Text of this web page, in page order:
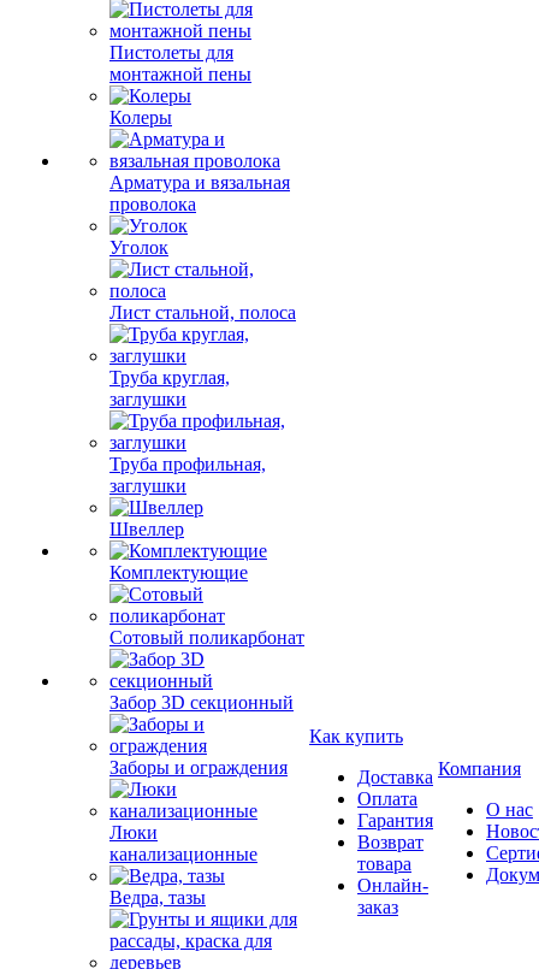
Пистолеты для
монтажной пены
Колеры
Арматура и вязальная
проволока
Уголок
Лист стальной, полоса
Труба круглая,
заглушки
Труба профильная,
заглушки
Швеллер
Комплектующие
Сотовый поликарбонат
Забор 3D секционный
Заборы и ограждения
Люки
канализационные
Ведра, тазы
Как купить
Доставка
Оплата
Гарантия
Возврат
товара
Онлайн-
заказ
Компания
О нас